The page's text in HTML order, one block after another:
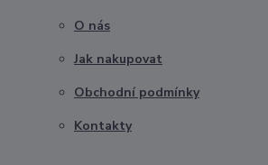
O nás
Jak nakupovat
Obchodní podmínky
Kontakty